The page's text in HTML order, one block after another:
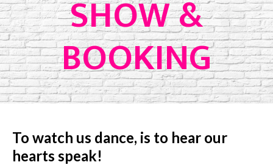
SHOW &
BOOKING
To watch us dance, is to hear our
hearts speak!